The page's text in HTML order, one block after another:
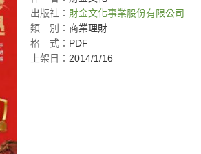
出版社： 財金文化事業股份有限公司
類
別： 商業理財
格
式： PDF
上架日： 2014/1/16